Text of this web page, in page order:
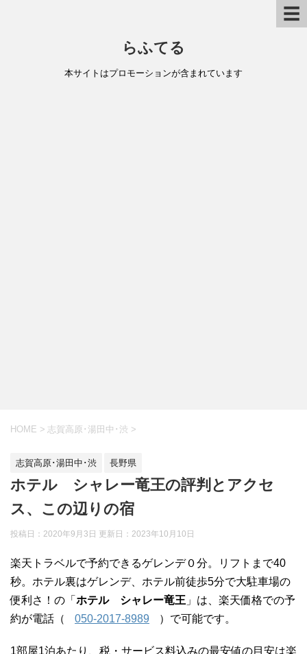
☰
らふてる
本サイトはプロモーションが含まれています
HOME > 志賀高原･湯田中･渋 >
志賀高原･湯田中･渋 長野県
ホテル シャレー竜王の評判とアクセ
ス、この辺りの宿
投稿日：2020年9月3日 更新日： 2023年10月10日
楽天トラベルで予約できるゲレンデ０分。リフトまで40
秒。ホテル裏はゲレンデ、ホテル前徒歩5分で大駐車場の
便利さ！の「 ホテル シャレー竜王 」は、楽天価格での予
約が電話（
050-2017-8989 ）で可能です。
1部屋1泊あたり、税・サービス料込みの最安値の目安は楽